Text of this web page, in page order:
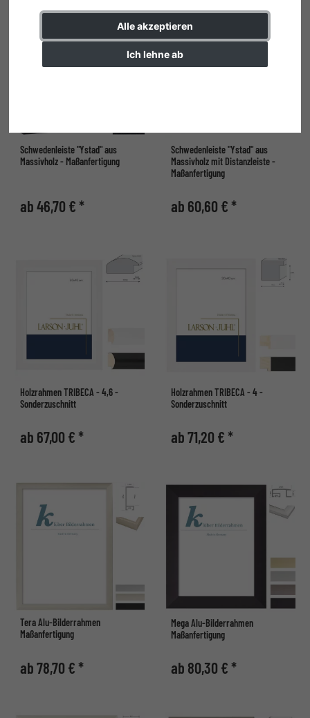
Alle akzeptieren
Ich lehne ab
Schwedenleiste "Ystad" aus
Massivholz - Maßanfertigung
ab 46,70 € *
Schwedenleiste "Ystad" aus
Massivholz mit Distanzleiste -
Maßanfertigung
ab 60,60 € *
Holzrahmen TRIBECA - 4,6 -
Sonderzuschnitt
ab 67,00 € *
Holzrahmen TRIBECA - 4 -
Sonderzuschnitt
ab 71,20 € *
Tera Alu-Bilderrahmen
Maßanfertigung
ab 78,70 € *
Mega Alu-Bilderrahmen
Maßanfertigung
ab 80,30 € *